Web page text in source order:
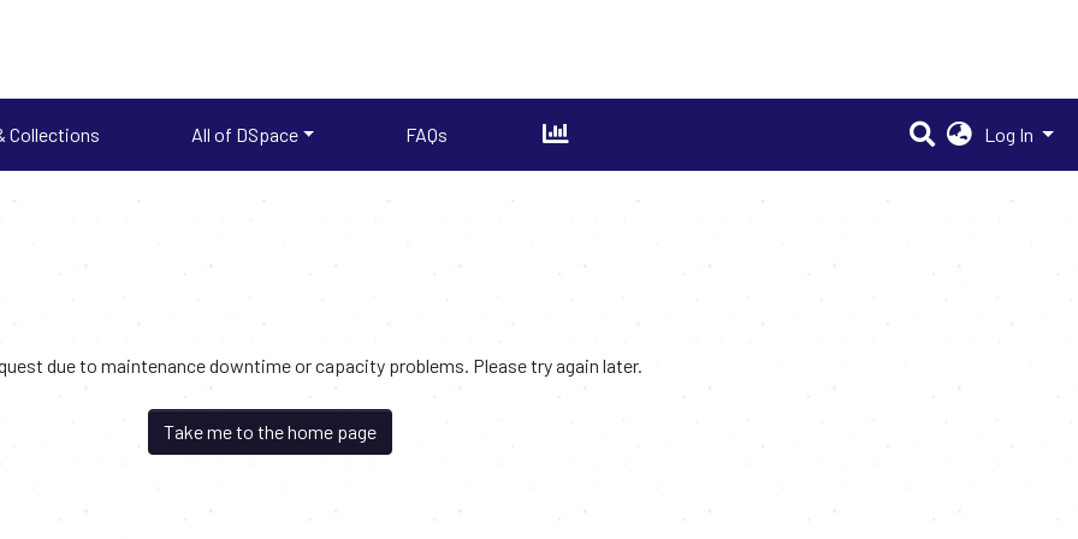
Collections All of DSpace FAQs Log In
due to maintenance downtime or capacity problems. Please try again later.
Take me to the home page